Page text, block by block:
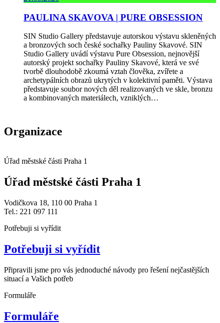
PAULINA SKAVOVA | PURE OBSESSION
SIN Studio Gallery představuje autorskou výstavu skleněných
a bronzových soch české sochařky Pauliny Skavové. SIN
Studio Gallery uvádí výstavu Pure Obsession, nejnovější
autorský projekt sochařky Pauliny Skavové, která ve své
tvorbě dlouhodobě zkoumá vztah člověka, zvířete a
archetypálních obrazů ukrytých v kolektivní paměti. Výstava
představuje soubor nových děl realizovaných ve skle, bronzu
a kombinovaných materiálech, vzniklých…
Organizace
Úřad městské části Praha 1
Úřad městské části Praha 1
Vodičkova 18, 110 00 Praha 1
Tel.: 221 097 111
Potřebuji si vyřídit
Potřebuji si vyřídit
Připravili jsme pro vás jednoduché návody pro řešení nejčastějších
situací a Vašich potřeb
Formuláře
Formuláře